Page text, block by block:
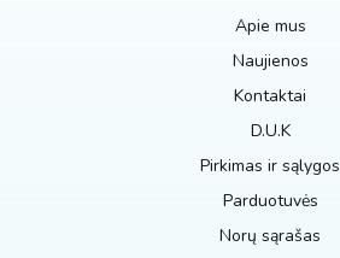
Apie mus
Naujienos
Kontaktai
D.U.K
Pirkimas ir sąlygos
Parduotuvės
Norų sąrašas